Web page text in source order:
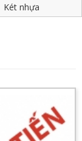
Két nhựa